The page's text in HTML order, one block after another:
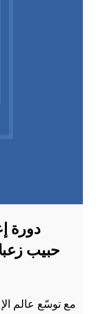
دورة
حبيب
مع توسّع عالم